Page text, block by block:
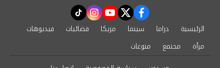
facebook
twitter
youtube
instagram
tiktok
الرئيسية دراما سينما مزيكا فضائيات
فيديوهات
مرأة
مجتمع
منوعات